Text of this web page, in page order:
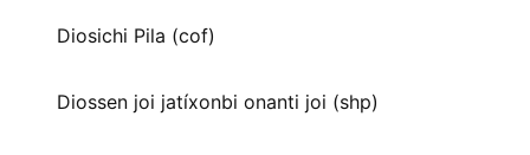
Diosichi Pila (cof)
Diossen joi jatíxonbi onanti joi (shp)